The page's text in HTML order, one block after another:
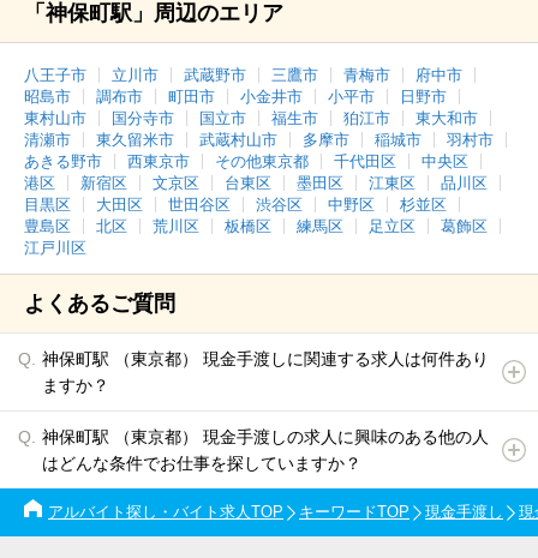
「神保町駅」周辺のエリア
八王子市 立川市 武蔵野市 三鷹市 青梅市
府中市
昭島市
調布市 町田市 小金井市 小平市
日野市
東村山市
国分寺市 国立市 福生市 狛江市
東大和市
清瀬市
東久留米市 武蔵村山市 多摩市 稲城市
羽村市
あきる野市
西東京市 その他東京都 千代田区
中央区
港区
新宿区 文京区 台東区 墨田区 江東区
品川区
目黒区
大田区 世田谷区 渋谷区 中野区
杉並区
豊島区
北区 荒川区 板橋区 練馬区 足立区
葛飾区
江戸川区
よくあるご質問
神保町駅 （東京都） 現金手渡しに関連する求人は何件あり
ますか？
神保町駅 （東京都） 現金手渡しの求人に興味のある他の人
はどんな条件でお仕事を探していますか？
アルバイト探し・バイト求人TOP キーワードTOP 現金手渡し 現